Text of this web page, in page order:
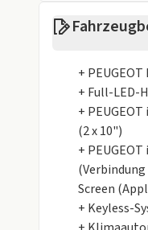
Alufelgen
+
+ Full-LED-
+
(2 x 10")
+
Screen
+ Keyless-